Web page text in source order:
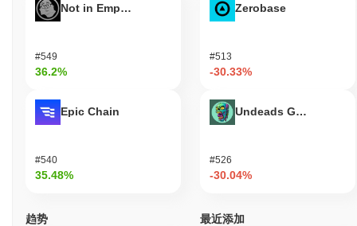
Not in Employment, Education, or Training
#549
36.2%
Epic Chain
#540
35.48%
Zerobase
#513
-30.33%
Undeads Games
#526
-30.04%
趋势 最近添加